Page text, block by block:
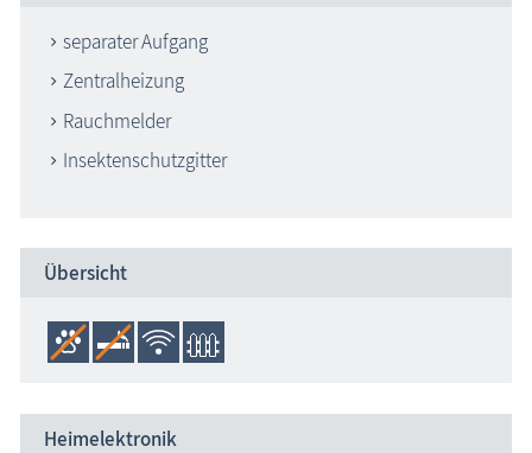
separater Aufgang
Zentralheizung
Rauchmelder
Insektenschutzgitter
Übersicht
Heimelektronik